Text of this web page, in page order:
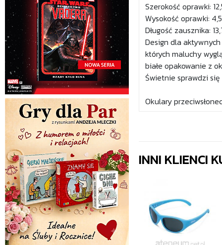
Szerokość oprawki:
Wysokość oprawki:
Długość zausznika:
Design dla
których maluchy
białe opakowanie z
Świetnie sprawdzi
Okulary
INNI KLIENCI